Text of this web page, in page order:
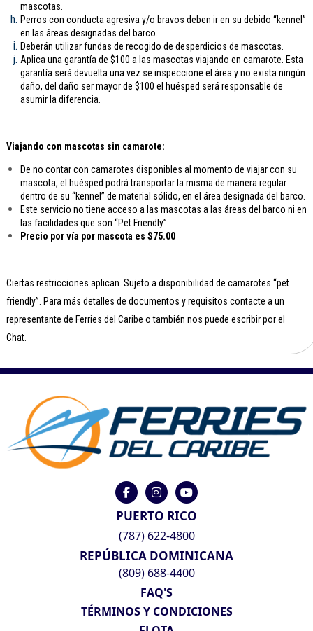
mascotas.
Perros con conducta agresiva y/o bravos deben ir en su debido “kennel”
en las áreas designadas del barco.
Deberán utilizar fundas de recogido de desperdicios de mascotas.
Aplica una garantía de $100 a las mascotas viajando en camarote. Esta
garantía será devuelta una vez se inspeccione el área y no exista ningún
daño, del daño ser mayor de $100 el huésped será responsable de
asumir la diferencia.
Viajando con mascotas sin camarote:
De no contar con camarotes disponibles al momento de viajar con su
mascota, el huésped podrá transportar la misma de manera regular
dentro de su “kennel” de material sólido, en el área designada del barco.
Este servicio no tiene acceso a las mascotas a las áreas del barco ni en
las facilidades que son “Pet Friendly”.
Precio por vía por mascota es $75.00
Ciertas restricciones aplican. Sujeto a disponibilidad de camarotes “pet
friendly”. Para más detalles de documentos y requisitos contacte a un
representante de Ferries del Caribe o también nos puede escribir por el
Chat.
PUERTO RICO
(787) 622-4800
REPÚBLICA DOMINICANA
(809) 688-4400
FAQ'S
TÉRMINOS Y CONDICIONES